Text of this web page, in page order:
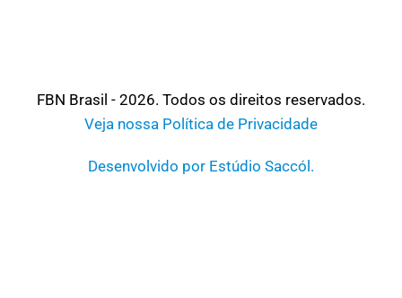
FBN Brasil - 2026. Todos os direitos reservados.
Veja nossa Política de Privacidade
Desenvolvido por Estúdio Saccól.